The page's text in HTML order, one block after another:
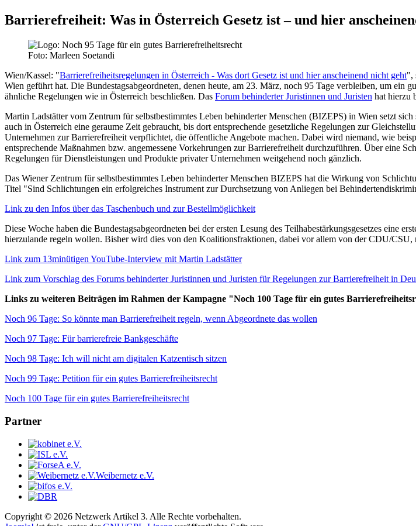
Barrierefreiheit: Was in Österreich Gesetz ist – und hier
Foto: Marleen Soetandi
Wien/Kassel: "Barrierefreiheitsregelungen in Österreich - Was dort Gesetz ist und hier anscheinend nicht geht",
Wien geführt hat. Die Bundestagsabgeordneten, denen heute, am 23. März, noch 95 Tage verbleiben, um ein
ähnliche Regelungen wie in Österreich beschließen. Das Forum behinderter Juristinnen und Juristen hat hierzu
Martin Ladstätter vom Zentrum für selbstbestimmtes Leben behinderter Menschen (BIZEPS) in Wien setzt
auch in Österreich eine geraume Zeit gebraucht, bis dort entsprechende gesetzliche Regelungen zur
Unternehmen zur Barrierefreiheit verpflichtet, die öffentliche Angebote machen. Dabei wird niemand, wie
entsprechende Maßnahmen bzw. angemessene Vorkehrungen zur Barrierefreiheit durchzuführen. Über eine
Regelungen für Dienstleistungen und Produkte privater Unternehmen weitgehend noch gänzlich.
Das Wiener Zentrum für selbstbestimmtes Leben behinderter Menschen BIZEPS hat die Wirkung von
Titel "Sind Schlichtungen ein erfolgreiches Instrument zur Durchsetzung von Anliegen bei
Link zu den Infos über das Taschenbuch und zur Bestellmöglichkeit
Diese Woche haben die Bundestagsabgeordneten bei der ersten Lesung des Teilhabestärkungsgesetzes eine
hierzulande regeln wollen. Bisher wird dies von den Koalitionsfraktionen, dabei vor allem von der CDU/CSU,
Link zum 13minütigen YouTube-Interview mit Martin Ladstätter
Link zum Vorschlag des Forums behinderter Juristinnen und Juristen für Regelungen zur Barrierefreiheit in
Links zu weiteren Beiträgen im Rahmen der Kampagne "Noch 100 Tage für ein gutes
Noch 96 Tage: So könnte man Barrierefreiheit regeln, wenn Abgeordnete das wollen
Noch 97 Tage: Für barrierefreie Bankgeschäfte
Noch 98 Tage: Ich will nicht am digitalen Katzentisch sitzen
Noch 99 Tage: Petition für ein gutes Barrierefreiheitsrecht
Noch 100 Tage für ein gutes Barrierefreiheitsrecht
Partner
Weibernetz e.V.
Copyright © 2026 Netzwerk Artikel 3. Alle Rechte vorbehalten.